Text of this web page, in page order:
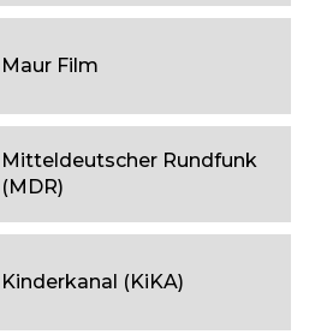
Maur Film
Mitteldeutscher Rundfunk
(MDR)
Kinderkanal (KiKA)